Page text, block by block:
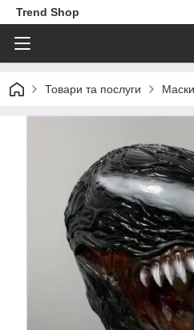
Trend Shop
Товари та послуги